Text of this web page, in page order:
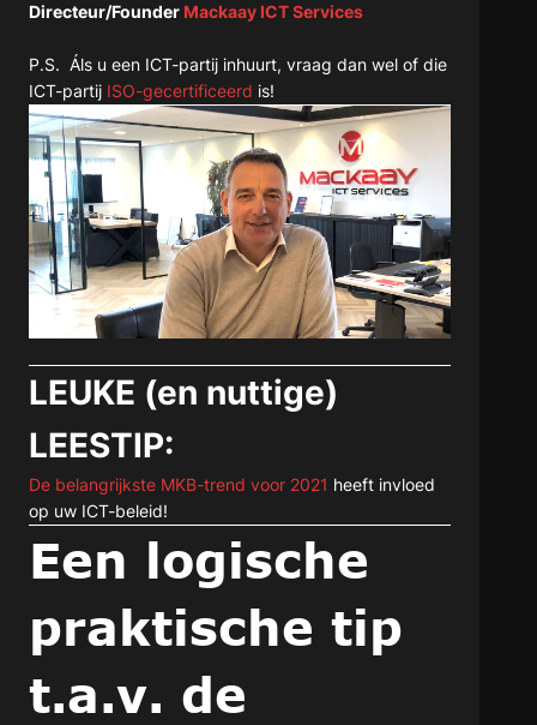
Directeur/Founder Mackaay ICT Services
P.S. Áls u een ICT-partij inhuurt, vraag dan wel of die
ICT-partij ISO-gecertificeerd is!
LEUKE (en nuttige)
LEESTIP:
De belangrijkste MKB-trend voor 2021 heeft invloed
op uw ICT-beleid!
Een logische
praktische tip
t.a.v. de